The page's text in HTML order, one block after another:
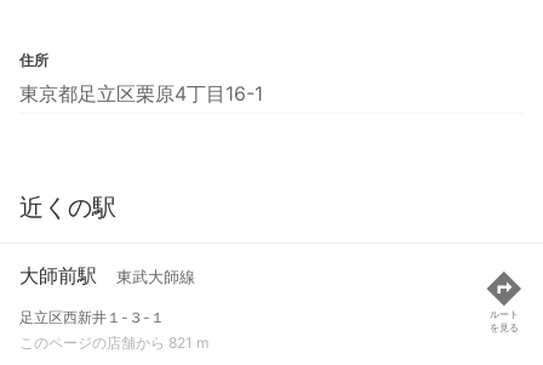
住所
東京都足立区栗原4丁目16-1
近くの駅
大師前駅 東武大師線
足立区西新井１-３-１
このページの店舗から 821 m
ルート
を見る